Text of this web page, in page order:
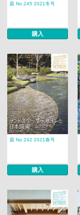
庭 No.245 2021冬号
購入
庭 No.242 2021春号
購入